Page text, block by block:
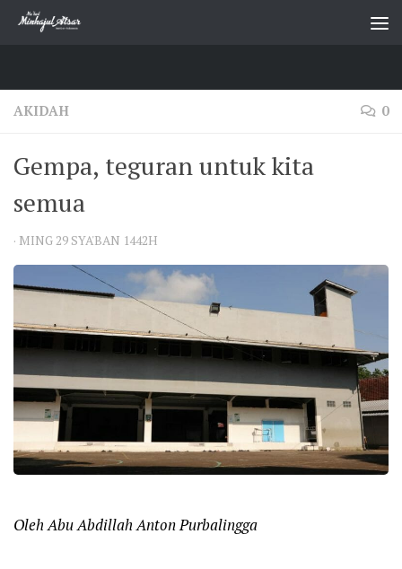
Skip to content
AKIDAH 0
Gempa, teguran untuk kita
semua
· MING 29 SYA'BAN 1442H
Oleh Abu Abdillah Anton Purbalingga